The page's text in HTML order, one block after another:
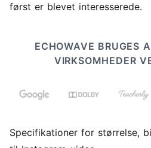
først er blevet interesserede.
ECHOWAVE BRUGES
VIRKSOMHEDER
Specifikationer for størrelse,